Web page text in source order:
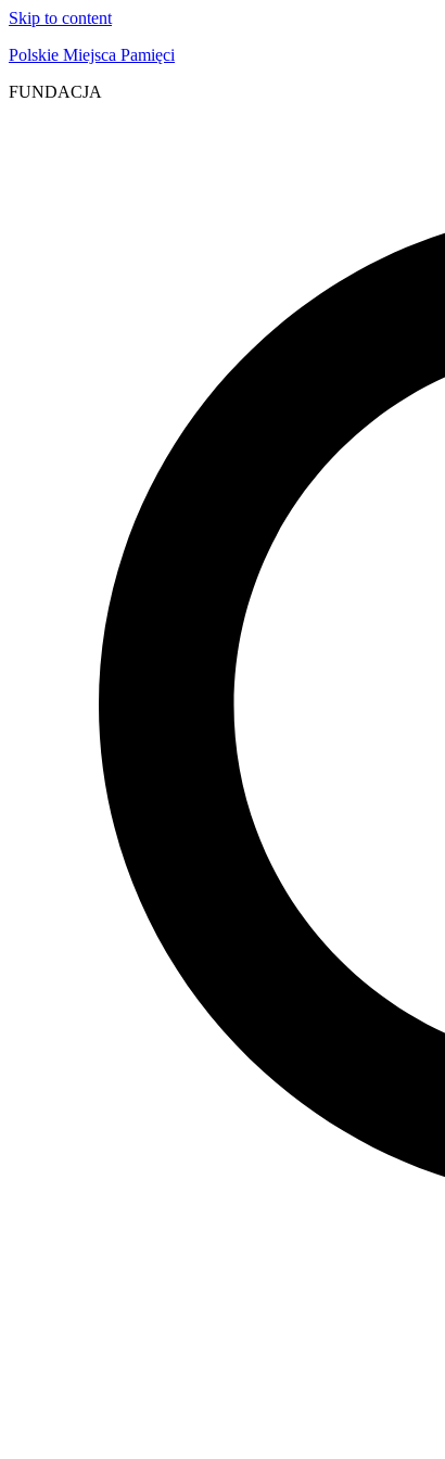
Skip to content
Polskie Miejsca Pamięci
FUNDACJA